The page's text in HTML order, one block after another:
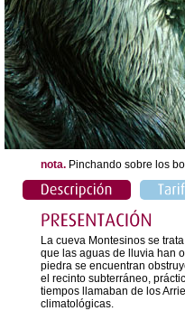
nota. Pinchando sobre los
La cueva Montesinos se
que las aguas de lluvia han
piedra se encuentran
el recinto subterráneo,
tiempos llamaban de los
climatológicas.